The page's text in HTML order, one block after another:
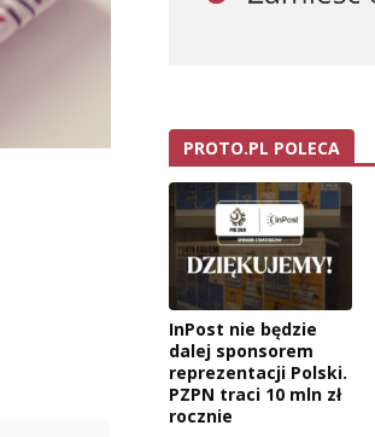
PROTO.PL POLECA
InPost nie będzie
dalej sponsorem
reprezentacji Polski.
PZPN traci 10 mln zł
rocznie